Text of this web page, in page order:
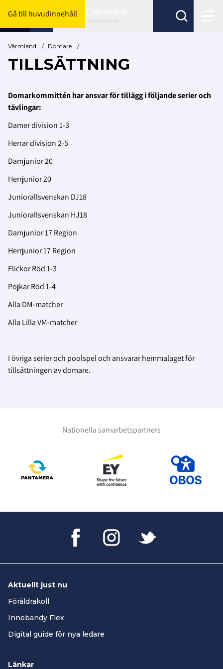
Gå till huvudinnehåll
Byt förbund här
Värmland / Domare /
TILLSÄTTNING
Domarkommittén har ansvar för tillägg i följande serier och
tävlingar:
Damer division 1-3
Herrar division 2-5
Damjunior 20
Herrjunior 20
Juniorallsvenskan DJ18
Juniorallsvenskan HJ18
Damjunior 17 Region
Herrjunior 17 Region
Flickor Röd 1-3
Pojkar Röd 1-4
Alla DM-matcher
Alla Lilla VM-matcher
I övriga serier och poolspel och ansvarar hemmalaget för
tillsättningen av domare.
Nationella samarbetspartners
Aktuellt just nu
Föräldrakoll
Innebandy Flex
Digital guide för nya ledare
Länkar